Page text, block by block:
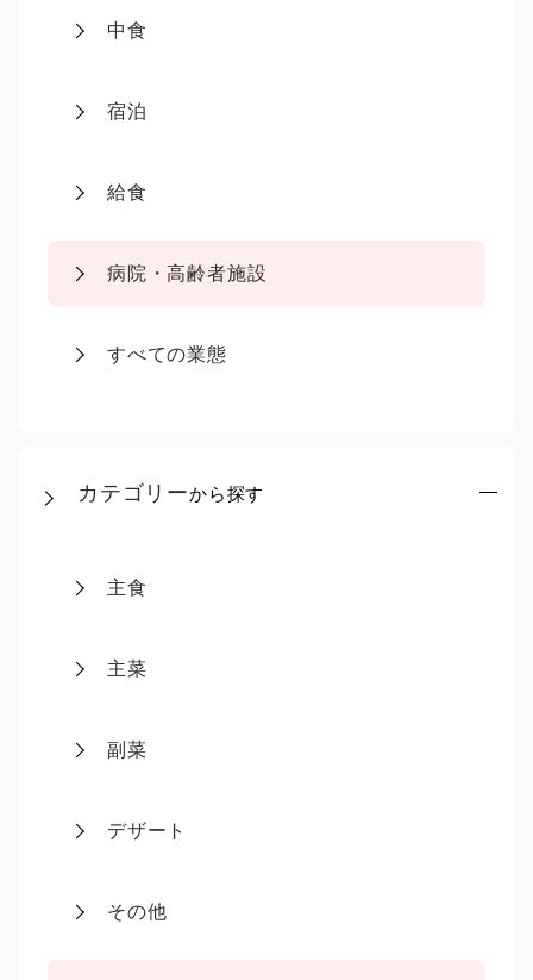
中食
宿泊
給食
病院・高齢者施設
すべての業態
カテゴリーから探す
主食
主菜
副菜
デザート
その他